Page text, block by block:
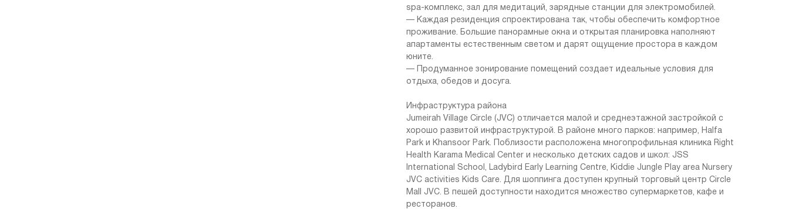
spa-комплекс, зал для медитаций, зарядные станции для электромобилей.
— Каждая резиденция спроектирована так, чтобы обеспечить комфортное
проживание. Большие панорамные окна и открытая планировка наполняют
апартаменты естественным светом и дарят ощущение простора в каждом
юните.
— Продуманное зонирование помещений создает идеальные условия для
отдыха, обедов и досуга.
Инфраструктура района
Jumeirah Village Circle (JVC) отличается малой и среднеэтажной застройкой с
хорошо развитой инфраструктурой. В районе много парков: например, Halfa
Park и Khansoor Park. Поблизости расположена многопрофильная клиника Right
Health Karama Medical Center и несколько детских садов и школ: JSS
International School, Ladybird Early Learning Centre, Kiddie Jungle Play area Nursery
JVC activities Kids Care. Для шоппинга доступен крупный торговый центр Circle
Mall JVC. В пешей доступности находится множество супермаркетов, кафе и
ресторанов.